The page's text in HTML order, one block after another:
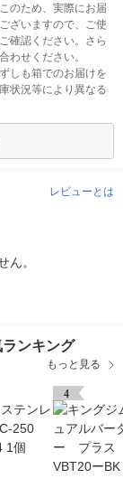
のため、実際にお届
ざいますので、ご使
確認ください。さら
わせください。
しも箱でのお届けを
状況等により異なる
レビューとは
ん。
ンキング
もっと見る
4